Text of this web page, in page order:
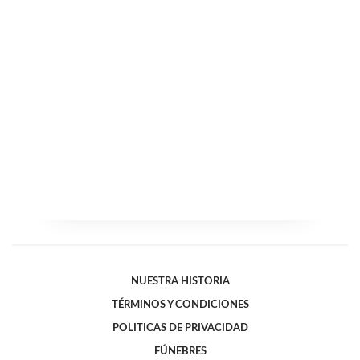
NUESTRA HISTORIA
TÉRMINOS Y CONDICIONES
POLITICAS DE PRIVACIDAD
FÚNEBRES